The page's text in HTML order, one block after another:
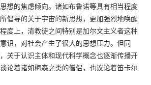
想的焦虑倾向。诸如布鲁诺等具有相当程度
倡导的关于宇宙的新思想，更加强烈地唤醒
度上，清教徒之间特别是加尔文主义者这种
识，对社会产生了很大的思想压力。但同
关于认识主体和现代科学概念也逐渐传播开
论着诸如梅森之类的僧侣，也议论着笛卡尔